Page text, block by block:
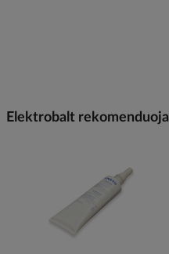
Elektrobalt rekomenduoja